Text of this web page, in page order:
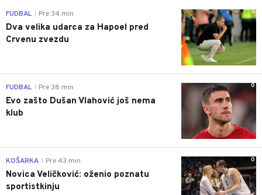
0
FUDBAL Pre 34 min
Dva velika udarca za Hapoel pred
Crvenu zvezdu
0
FUDBAL Pre 38 min
Evo zašto Dušan Vlahović još nema
klub
0
KOŠARKA Pre 43 min
Novica Veličković: oženio poznatu
sportistkinju